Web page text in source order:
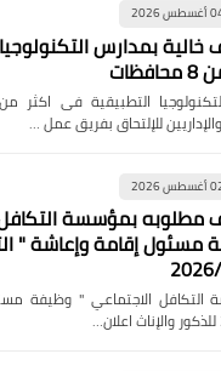
2026
خالية بمدارس
للإلتحاق بفريق عمل …
2026
مطلوبه بمؤسسة
مسئول إقامة وإعاشة "
الاجتماعي " وظيفة